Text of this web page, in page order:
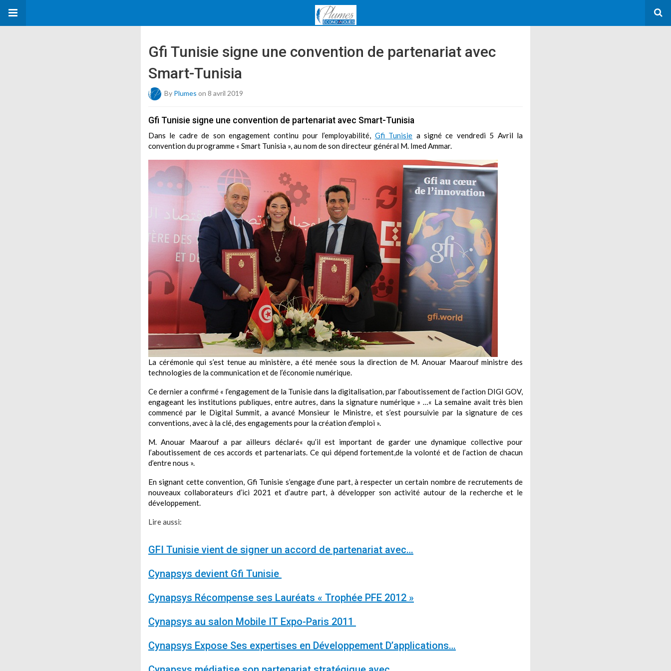
Gfi Tunisie signe une convention de partenariat avec
Smart-Tunisia
By Plumes on 8 avril 2019
Gfi Tunisie signe une convention de partenariat avec Smart-Tunisia
Dans le cadre de son engagement continu pour l’employabilité, Gfi Tunisie a signé ce vendredi 5 Avril la
convention du programme « Smart Tunisia », au nom de son directeur général M. Imed Ammar.
La cérémonie qui s’est tenue au ministère, a été menée sous la direction de M. Anouar Maarouf ministre des
technologies de la communication et de l’économie numérique.
Ce dernier a confirmé « l’engagement de la Tunisie dans la digitalisation, par l’aboutissement de l’action DIGI GOV,
engageant les institutions publiques, entre autres, dans la signature numérique » …« La semaine avait très bien
commencé par le Digital Summit, a avancé Monsieur le Ministre, et s’est poursuivie par la signature de ces
conventions, avec à la clé, des engagements pour la création d’emploi ».
M. Anouar Maarouf a par ailleurs déclaré« qu’il est important de garder une dynamique collective pour
l’aboutissement de ces accords et partenariats. Ce qui dépend fortement,de la volonté et de l’action de chacun
d’entre nous ».
En signant cette convention, Gfi Tunisie s’engage d’une part, à respecter un certain nombre de recrutements de
nouveaux collaborateurs d’ici 2021 et d’autre part, à développer son activité autour de la recherche et le
développement.
Lire aussi:
GFI Tunisie vient de signer un accord de partenariat avec…
Cynapsys devient Gfi Tunisie
Cynapsys Récompense ses Lauréats « Trophée PFE 2012 »
Cynapsys au salon Mobile IT Expo-Paris 2011
Cynapsys Expose Ses expertises en Développement D’applications…